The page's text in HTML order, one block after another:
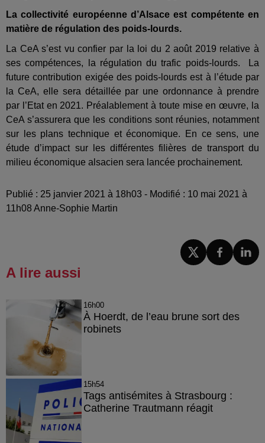
La collectivité européenne d’Alsace est compétente en
matière de régulation des poids-lourds.
La CeA s’est vu confier par la loi du 2 août 2019 relative à
ses compétences, la régulation du trafic poids-lourds. La
future contribution exigée des poids-lourds est à l’étude par
la CeA, elle sera détaillée par une ordonnance à prendre
par l’Etat en 2021. Préalablement à toute mise en œuvre, la
CeA s’assurera que les conditions sont réunies, notamment
sur les plans technique et économique. En ce sens, une
étude d’impact sur les différentes filières de transport du
milieu économique alsacien sera lancée prochainement.
Publié : 25 janvier 2021 à 18h03 - Modifié : 10 mai 2021 à
11h08 Anne-Sophie Martin
A lire aussi
16h00
À Hoerdt, de l’eau brune sort des
robinets
15h54
Tags antisémites à Strasbourg :
Catherine Trautmann réagit